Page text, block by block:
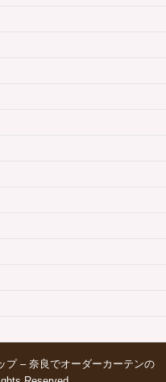
プ – 奈良でオーダーカーテンの